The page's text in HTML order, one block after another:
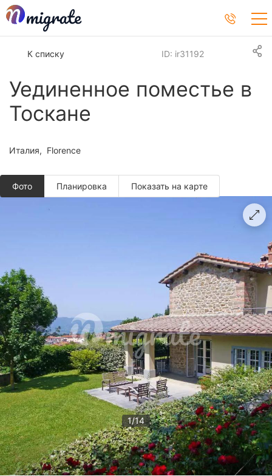
К списку
Уединенное поместье в
Тоскане
ID: ir31192
Италия Florence
Фото
1/14
Планировкa Показать на карте